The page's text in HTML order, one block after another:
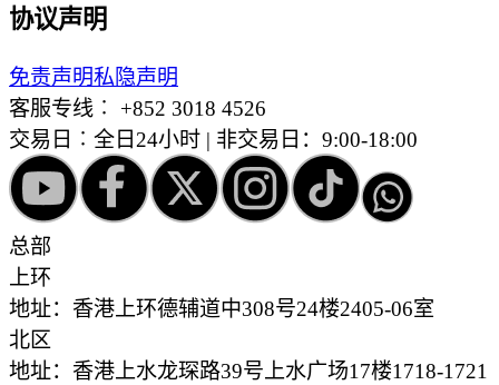
协议声明
免责声明私隐声明
客服专线︰ +852 3018 4526
交易日︰全日24小时 | 非交易日：9:00-18:00
总部
上环
地址：香港上环德辅道中308号24楼2405-06室
北区
地址：香港上水龙琛路39号上水广场17楼1718-1721